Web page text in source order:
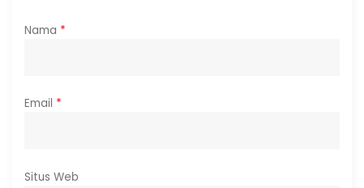
Nama *
Email *
Situs Web